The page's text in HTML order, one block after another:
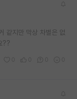
같지만 막상 차별은 없
??